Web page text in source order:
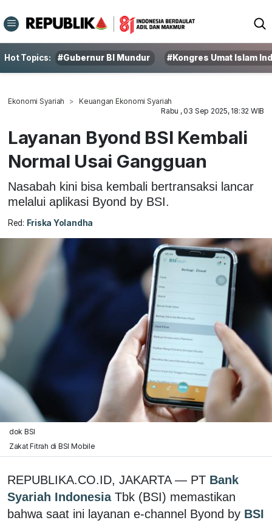
Hot Topics: #Gubernur BI Mundur #Kongres Umat Islam
Ekonomi Syariah
Keuangan Ekonomi Syariah
Rabu , 03 Sep 2025, 18:32 WIB
Layanan Byond BSI Kembali
Normal Usai Gangguan
Nasabah kini bisa kembali bertransaksi lancar
melalui aplikasi Byond by BSI.
Red: Friska Yolandha
dok BSI
Zakat Fitrah di BSI Mobile
REPUBLIKA.CO.ID, JAKARTA — PT Bank
Syariah Indonesia Tbk (BSI) memastikan
bahwa saat ini layanan e-channel Byond by BSI